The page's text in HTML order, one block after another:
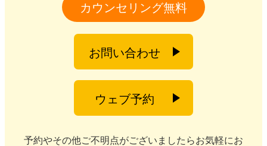
カウンセリング無料
お問い合わせ
ウェブ予約
予約やその他ご不明点がございましたらお気軽にお